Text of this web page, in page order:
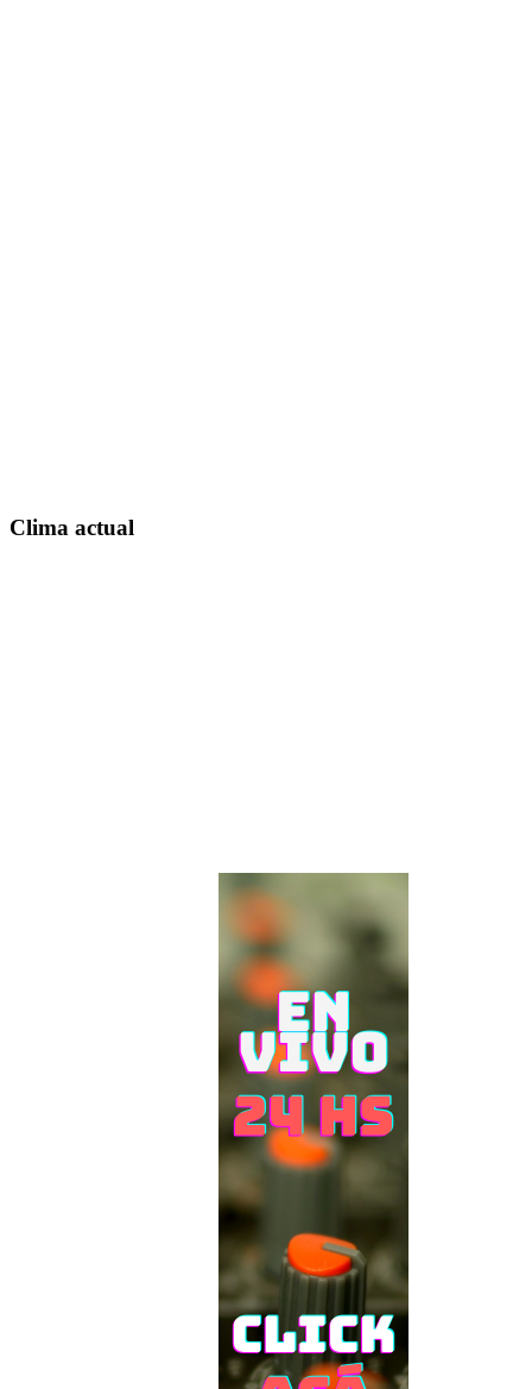
Clima actual